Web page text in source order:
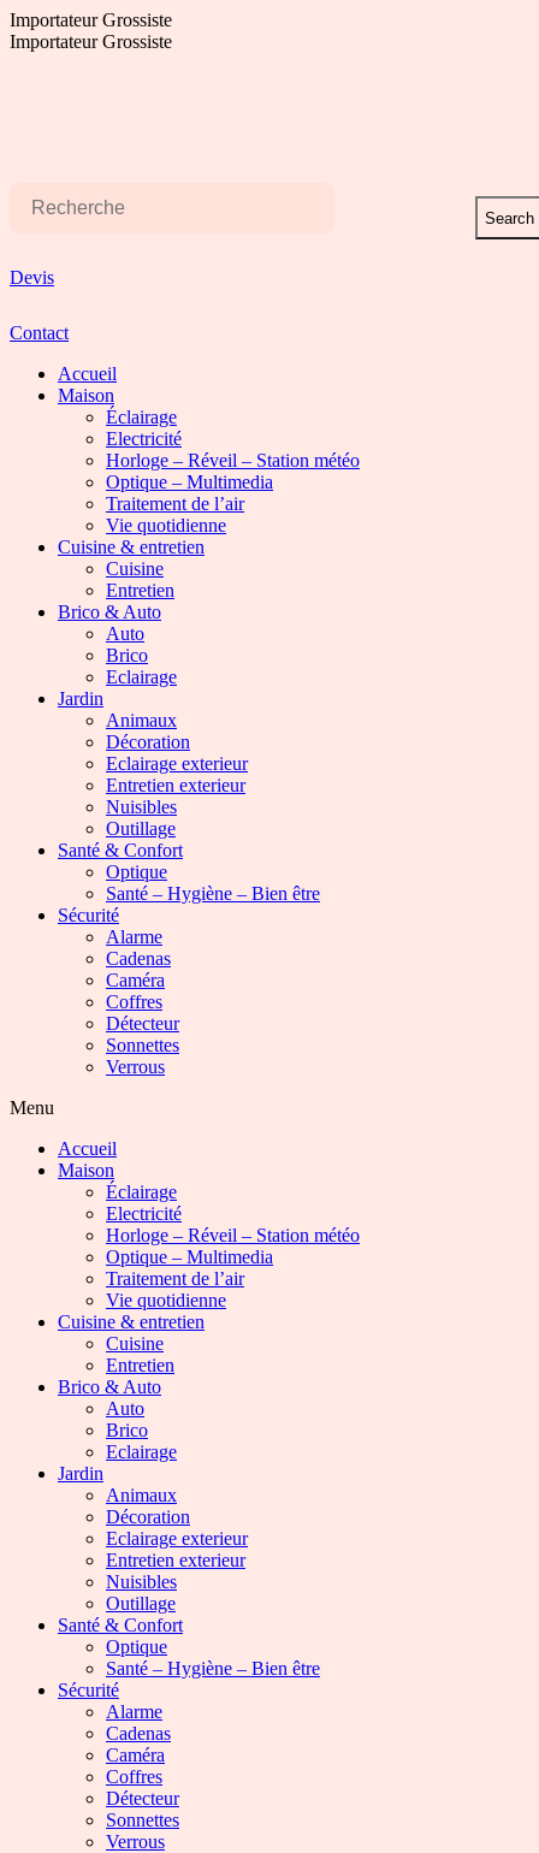
Aller
au
Importateur Grossiste
Importateur Grossiste
Search
Devis
Contact
Accueil
Maison
Éclairage
Electricité
Horloge – Réveil – Station météo
Optique – Multimedia
Traitement de l’air
Vie quotidienne
Cuisine & entretien
Cuisine
Entretien
Brico & Auto
Auto
Brico
Eclairage
Jardin
Animaux
Décoration
Eclairage exterieur
Entretien exterieur
Nuisibles
Outillage
Santé & Confort
Optique
Santé – Hygiène – Bien être
Sécurité
Alarme
Cadenas
Caméra
Coffres
Détecteur
Sonnettes
Verrous
Menu
Accueil
Maison
Éclairage
Electricité
Horloge – Réveil – Station météo
Optique – Multimedia
Traitement de l’air
Vie quotidienne
Cuisine & entretien
Cuisine
Entretien
Brico & Auto
Auto
Brico
Eclairage
Jardin
Animaux
Décoration
Eclairage exterieur
Entretien exterieur
Nuisibles
Outillage
Santé & Confort
Optique
Santé – Hygiène – Bien être
Sécurité
Alarme
Cadenas
Caméra
Coffres
Détecteur
Sonnettes
Verrous